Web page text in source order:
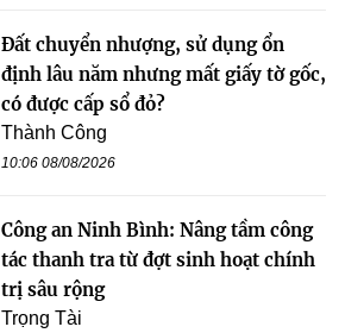
Đất chuyển nhượng, sử dụng ổn
định lâu năm nhưng mất giấy tờ gốc,
có được cấp sổ đỏ?
Thành Công
10:06 08/08/2026
Công an Ninh Bình: Nâng tầm công
tác thanh tra từ đợt sinh hoạt chính
trị sâu rộng
Trọng Tài